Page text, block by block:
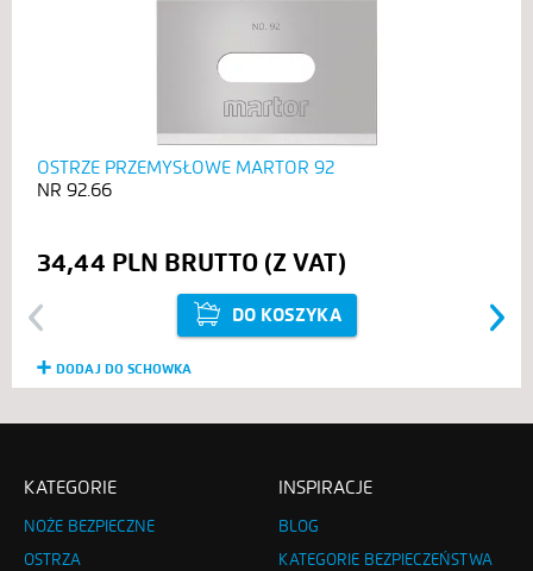
Previous
OSTRZE PRZEMYSŁOWE MARTOR 92
92.66
34,44 PLN
DO KOSZYKA
DODAJ DO SCHOWKA
Next
KATEGORIE
NOŻE BEZPIECZNE
OSTRZA
INSPIRACJE
BLOG
KATEGORIE BEZPIECZEŃSTWA